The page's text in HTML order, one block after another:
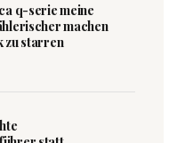
q-serie meine
machen
zu starren